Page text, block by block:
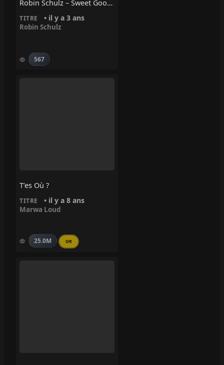
Robin Schulz – Sweet Goodbye
TITRE • il y a 3 ans
Robin Schulz
567
T’es Où ?
TITRE • il y a 8 ans
Marwa Loud
25.0M OR